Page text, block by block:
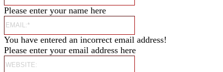
Please enter your name here
You have entered an incorrect email address!
Please enter your email address here